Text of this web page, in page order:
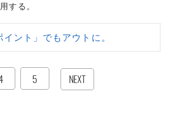
する。
ント」でもアウトに。
5 NEXT